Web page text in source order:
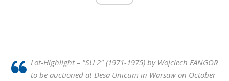
Lot-Highlight – "SU 2" (1971-1975) by Wojciech FANGOR
to be auctioned at Desa Unicum in Warsaw on October